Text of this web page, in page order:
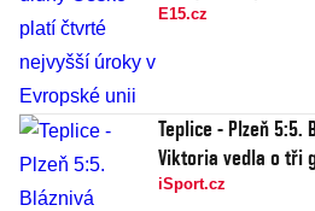
E15.cz
Teplice - Plzeň 5:5.
Viktoria vedla o tři
iSport.cz